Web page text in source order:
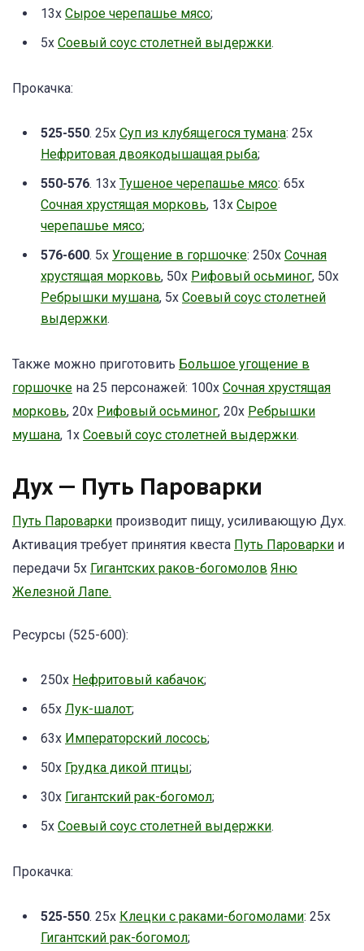
13x Сырое черепашье мясо;
5x Соевый соус столетней выдержки.
Прокачка:
525-550. 25x Суп из клубящегося тумана: 25х
Нефритовая двоякодышащая рыба;
550-576. 13x Тушеное черепашье мясо: 65х
Сочная хрустящая морковь, 13х Сырое
черепашье мясо;
576-600. 5x Угощение в горшочке: 250х Сочная
хрустящая морковь, 50х Рифовый осьминог, 50х
Ребрышки мушана, 5x Соевый соус столетней
выдержки.
Также можно приготовить Большое угощение в
горшочке на 25 персонажей: 100х Сочная хрустящая
морковь, 20х Рифовый осьминог, 20х Ребрышки
мушана, 1x Соевый соус столетней выдержки.
Дух — Путь Пароварки
Путь Пароварки производит пищу, усиливающую Дух.
Активация требует принятия квеста Путь Пароварки и
передачи 5x Гигантских раков-богомолов Яню
Железной Лапе.
Ресурсы (525-600):
250x Нефритовый кабачок;
65x Лук-шалот;
63x Императорский лосось;
50x Грудка дикой птицы;
30x Гигантский рак-богомол;
5x Соевый соус столетней выдержки.
Прокачка:
525-550. 25x Клецки с раками-богомолами: 25х
Гигантский рак-богомол;